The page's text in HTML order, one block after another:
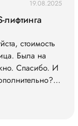
19.08.2025
лифтинга
стоимость
на
Спасибо. И
до